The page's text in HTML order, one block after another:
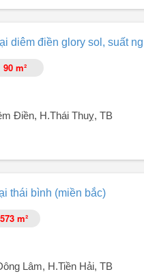
tại Thái Bình!
tư cho thuê chuyên gia nước
diêm điền glory sol, suất
90 m²
Điền, H.Thái Thuỵ, TB
đầu tư hấp dẫn cho những
mại này có thiết kế thông
ánh sáng tự nhiên mà còn
thái bình (miền bắc)
m²
Lâm, H.Tiền Hải, TB